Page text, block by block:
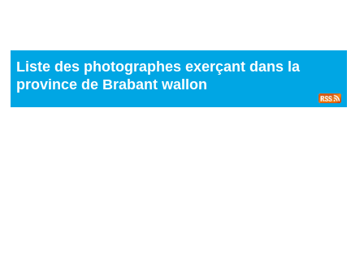
Liste des photographes exerçant dans la
province de Brabant wallon